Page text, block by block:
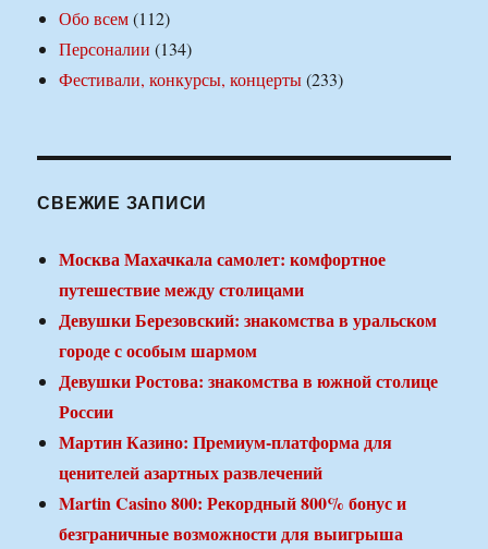
Обо всем(112)
Персоналии (134)
Фестивали, конкурсы, концерты(233)
СВЕЖИЕ ЗАПИСИ
Москва Махачкала самолет: комфортное
путешествие между столицами
Девушки Березовский: знакомства в уральском
городе с особым шармом
Девушки Ростова: знакомства в южной столице
России
Мартин Казино: Премиум-платформа для
ценителей азартных развлечений
Martin Casino 800: Рекордный 800% бонус и
безграничные возможности для выигрыша